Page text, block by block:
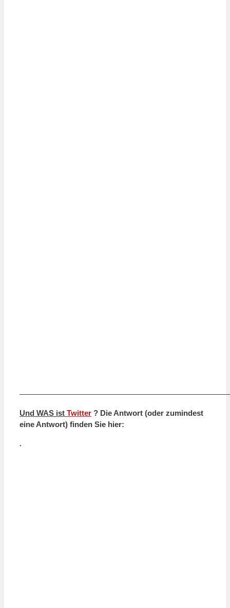
Und WAS ist Twitter ? Die Antwort (oder zumindest
eine Antwort) finden Sie hier:
.